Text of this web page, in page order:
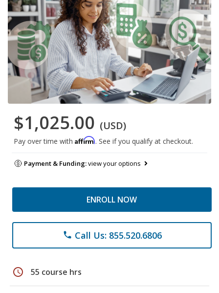
$1,025.00 (USD)
Pay over time with Affirm. See if you qualify at checkout.
Payment & Funding:view your options
ENROLL NOW
phone Call Us: 855.520.6806
schedule 55 course hrs